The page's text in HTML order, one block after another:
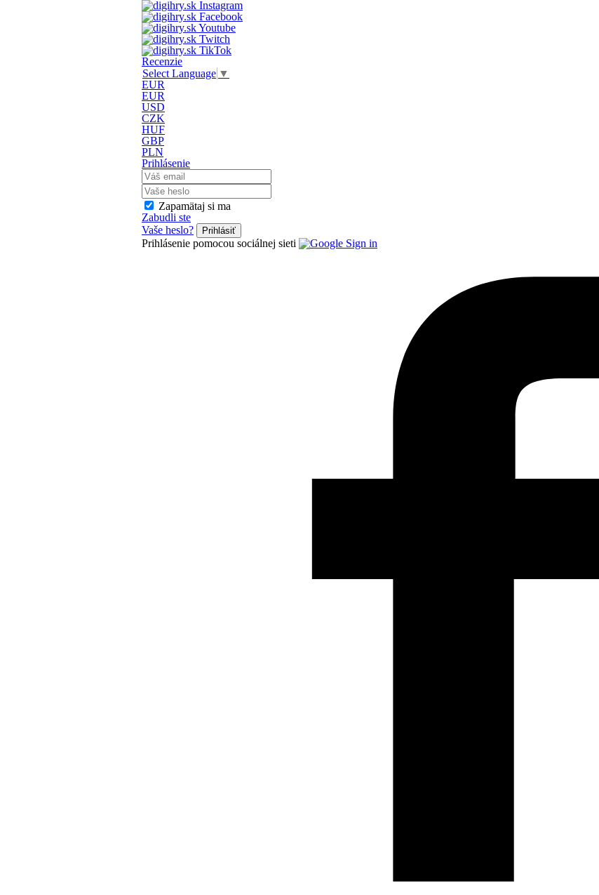
Recenzie
Select Language ▼
EUR
EUR
USD
CZK
HUF
GBP
PLN
Prihlásenie
Zapamätaj si ma
Zabudli ste
Vaše heslo?
Prihlásiť
Prihlásenie pomocou sociálnej sieti